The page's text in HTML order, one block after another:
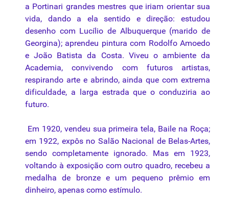
a Portinari grandes mestres que iriam orientar sua
vida, dando a ela sentido e direção: estudou
desenho com Lucílio de Albuquerque (marido de
Georgina); aprendeu pintura com Rodolfo Amoedo
e João Batista da Costa. Viveu o ambiente da
Academia, convivendo com futuros artistas,
respirando arte e abrindo, ainda que com extrema
dificuldade, a larga estrada que o conduziria ao
futuro.
Em 1920, vendeu sua primeira tela, Baile na Roça;
em 1922, expôs no Salão Nacional de Belas-Artes,
sendo completamente ignorado. Mas em 1923,
voltando à exposição com outro quadro, recebeu a
medalha de bronze e um pequeno prêmio em
dinheiro, apenas como estímulo.